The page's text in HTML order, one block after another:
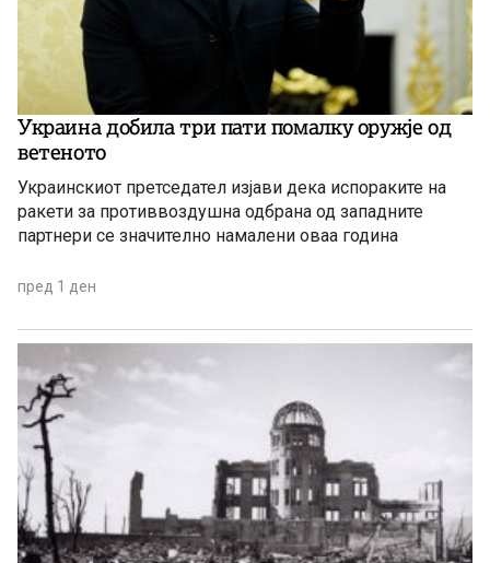
Украина добила три пати помалку оружје од
ветеното
Украинскиот претседател изјави дека испораките на
ракети за противвоздушна одбрана од западните
партнери се значително намалени оваа година
пред 1 ден